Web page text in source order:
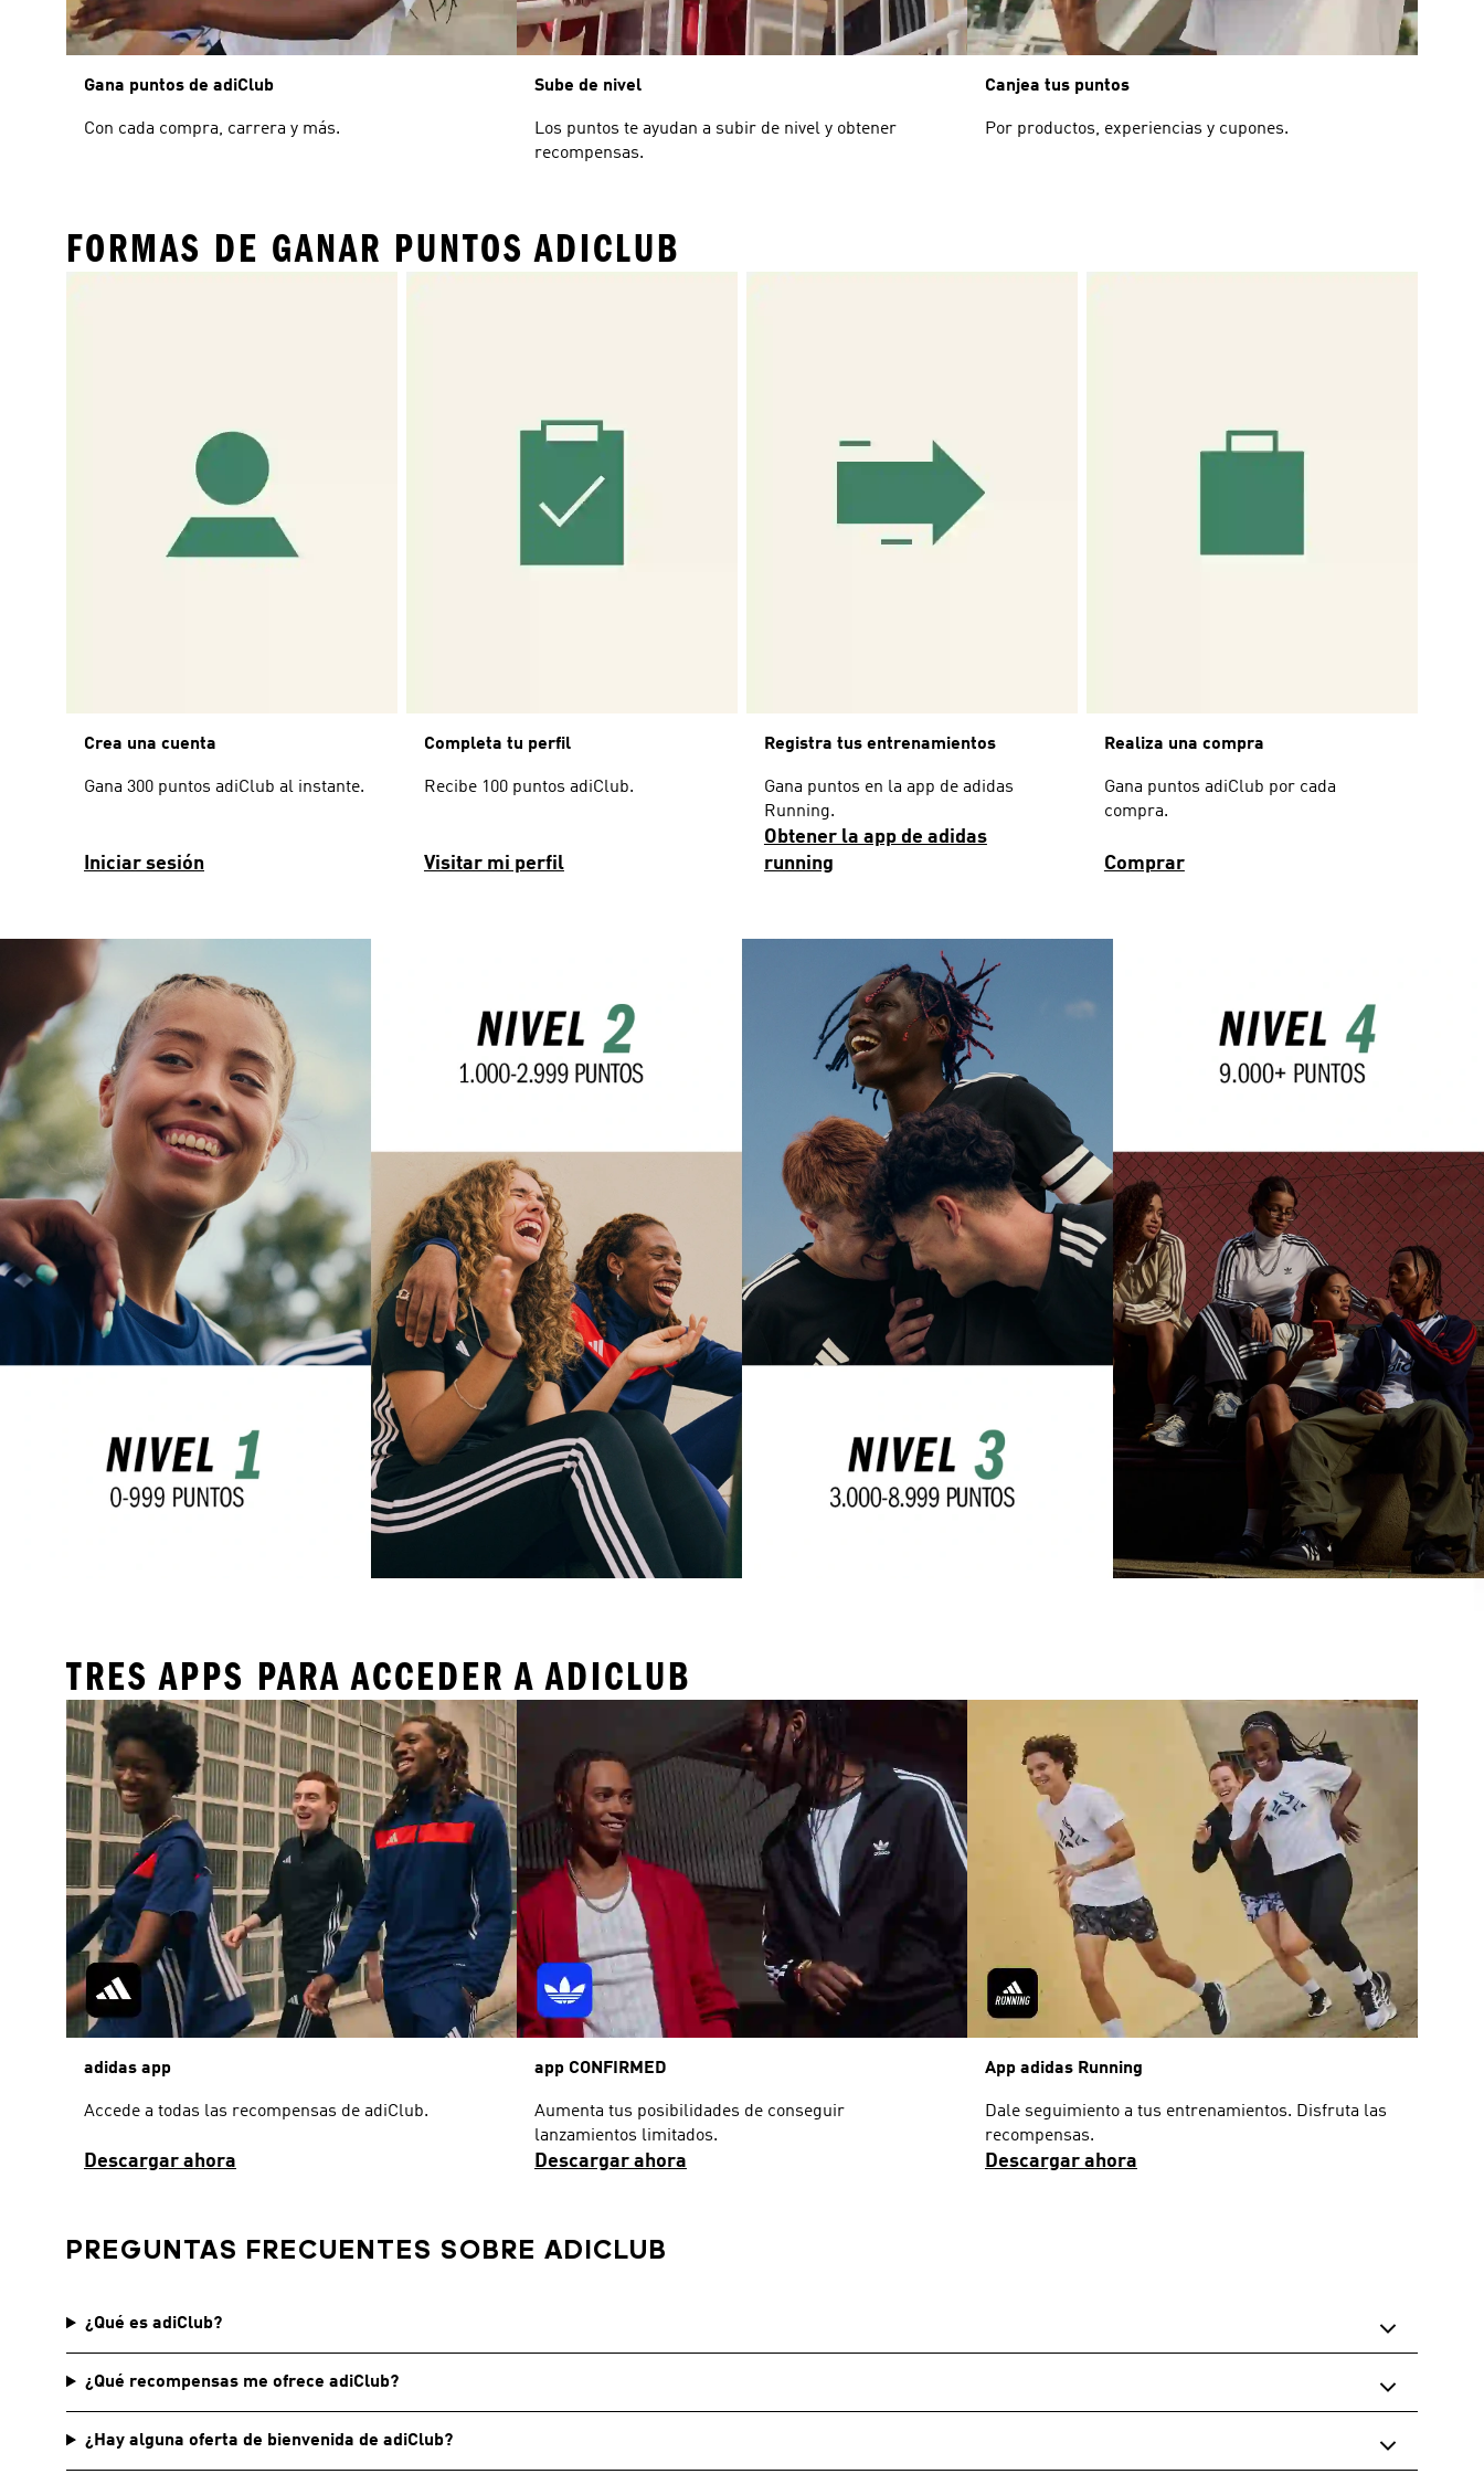
Gana puntos de adiClub
Con cada compra, carrera y más.
Sube de nivel
Los puntos te ayudan a subir de nivel y obtener
recompensas.
Canjea tus puntos
Por productos, experiencias y cupones.
FORMAS DE GANAR PUNTOS ADICLUB
Crea una cuenta
Gana 300 puntos adiClub al instante.
Iniciar sesión
Completa tu perfil
Recibe 100 puntos adiClub.
Visitar mi perfil
Registra tus entrenamientos
Gana puntos en la app de adidas
Running.
Obtener la app de adidas
running
Realiza una compra
Gana puntos adiClub por cada
compra.
Comprar
TRES APPS PARA ACCEDER A ADICLUB
adidas app
Accede a todas las recompensas de adiClub.
Descargar ahora
app CONFIRMED
Aumenta tus posibilidades de conseguir
lanzamientos limitados.
Descargar ahora
App adidas Running
Dale seguimiento a tus entrenamientos. Disfruta las
recompensas.
Descargar ahora
PREGUNTAS FRECUENTES SOBRE ADICLUB
¿Qué es adiClub?
¿Qué recompensas me ofrece adiClub?
¿Hay alguna oferta de bienvenida de adiClub?